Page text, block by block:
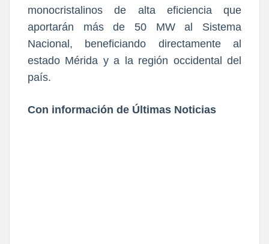
monocristalinos de alta eficiencia que
aportarán más de 50 MW al Sistema
Nacional, beneficiando directamente al
estado Mérida y a la región occidental del
país.
Con información de Últimas Noticias